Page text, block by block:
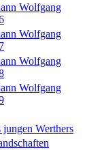
Wolfgang
Wolfgang
Wolfgang
Wolfgang
Werthers